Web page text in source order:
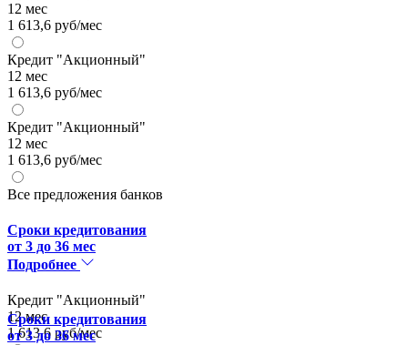
12 мес
1 613,6 руб/мес
Кредит "Акционный"
12 мес
1 613,6 руб/мес
Кредит "Акционный"
12 мес
1 613,6 руб/мес
Все предложения банков
Сроки кредитования
от 3 до 36 мес
Подробнее
Кредит "Акционный"
12 мес
1 613,6 руб/мес
Сроки кредитования
от 3 до 36 мес